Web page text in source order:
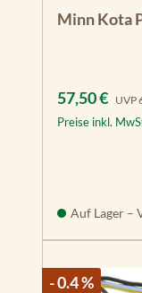
Minn Kota
57,50 € UVP
Preise inkl.
Auf Lager –
- 0.4 %